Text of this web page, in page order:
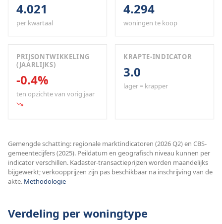
4.021
per kwartaal
4.294
woningen te koop
PRIJSONTWIKKELING
(JAARLIJKS)
-0.4%
ten opzichte van vorig jaar
KRAPTE-INDICATOR
3.0
lager = krapper
Gemengde schatting: regionale marktindicatoren (2026 Q2) en CBS-
gemeentecijfers (2025). Peildatum en geografisch niveau kunnen per
indicator verschillen. Kadaster-transactieprijzen worden maandelijks
bijgewerkt; verkoopprijzen zijn pas beschikbaar na inschrijving van de
akte. Methodologie
Verdeling per woningtype